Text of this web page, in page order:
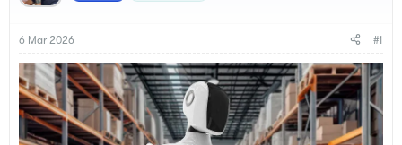
u
a
l
a
t
a
n
t
a
r
h
6 Mar 2026 #1